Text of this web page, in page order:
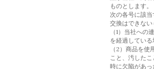
ものとします。
次の各号に該
交換はできない
（1）当社への
を経過している
（2）商品を使
こと、汚した
時に欠陥があ